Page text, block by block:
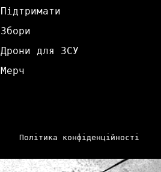
Підтримати
Збори
Дрони для ЗСУ
Мерч
Політика конфіденційності